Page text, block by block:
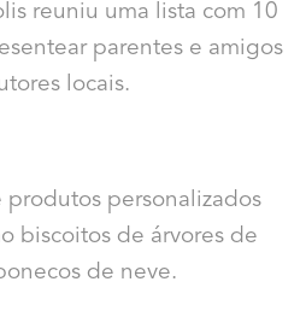
reuniu uma lista com 10
parentes e amigos
locais.
produtos personalizados
biscoitos de árvores de
de neve.